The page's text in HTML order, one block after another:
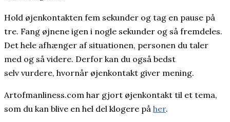
Hold øjenkontakten fem sekunder og tag en pause på
tre. Fang øjnene igen i nogle sekunder og så fremdeles.
Det hele afhænger af situationen, personen du taler
med og så videre. Derfor kan du også bedst
selv vurdere, hvornår øjenkontakt giver mening.
Artofmanliness.com har gjort øjenkontakt til et tema,
som du kan blive en hel del klogere på her.